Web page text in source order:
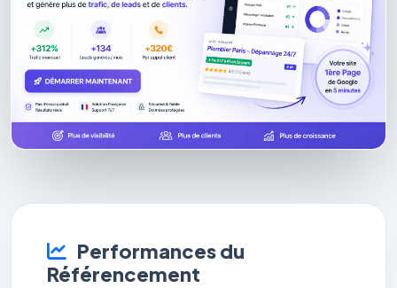
Performances du
Référencement